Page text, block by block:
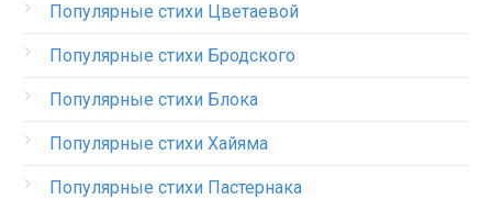
Популярные стихи Цветаевой
Популярные стихи Бродского
Популярные стихи Блока
Популярные стихи Хайяма
Популярные стихи Пастернака